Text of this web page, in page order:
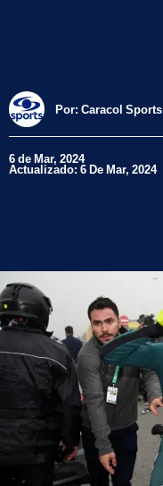
Por: Caracol Sports
6 de Mar, 2024
Actualizado: 6 De Mar, 2024